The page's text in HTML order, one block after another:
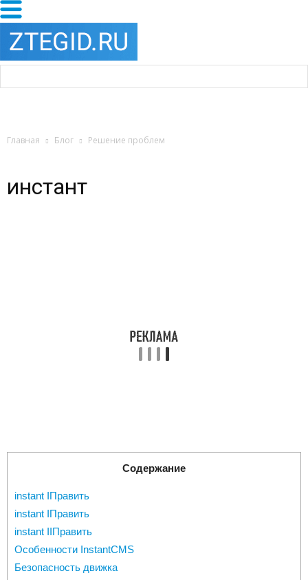
Главная Блог Решение проблем
инстант
Содержание
instant IПравить
instant IПравить
instant IIПравить
Особенности InstantCMS
Безопасность движка